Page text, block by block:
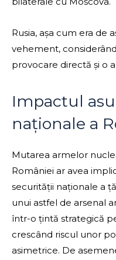
Rusia, așa cum era de
vehement,
provocare directă și o
Impactul
naționale a
Mutarea armelor
României ar avea
securității naționale a
unui astfel de arsenal
într-o țintă strategică
crescând riscul unor
asimetrice. De